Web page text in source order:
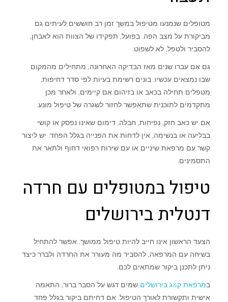
מטופלים שנמנעו מטיפול במשך זמן רב חוששים לעיתים גם
מביקורת על מצב הפה. בפועל, תפקידו של הצוות הוא לאבחן,
להסביר ולטפל, לא לשפוט.
גם אם עברו שנים מאז הבדיקה האחרונה, מתחילים מהמקום
שבו נמצאים עכשיו. בונים רשימת בעיות לפי סדר דחיפות,
מטפלים תחילה בכאב או בזיהום אם קיימים, ולאחר מכן
מתקדמים לתוכנית שתאפשר לחזור לשגרה של טיפול מונע.
אם יש כאב חזק, נפיחות, חבלה, דימום שאינו נפסק או קושי
בבליעה או בנשימה, אין לדחות את הפנייה בגלל הפחד. יש ליצור
קשר עם מרפאת שיניים או עם שירות רפואי דחוף ולתאר את
התסמינים.
טיפול במטופלים עם חרדה
דנטלית בירושלים
הצעד הראשון אינו חייב להיות טיפול ממושך. אפשר להתחיל
בשיחה עם המרפאה, להסביר מה מעורר את החרדה ולברר כיצד
ניתן לתכנן ביקור שמתאים לכם.
במרפאת ק&ג בירושלים שמים דגש על הסבר ברור, התאמה
אישית ותקשורת לאורך הטיפול. אם דחיתם ביקור בגלל פחד